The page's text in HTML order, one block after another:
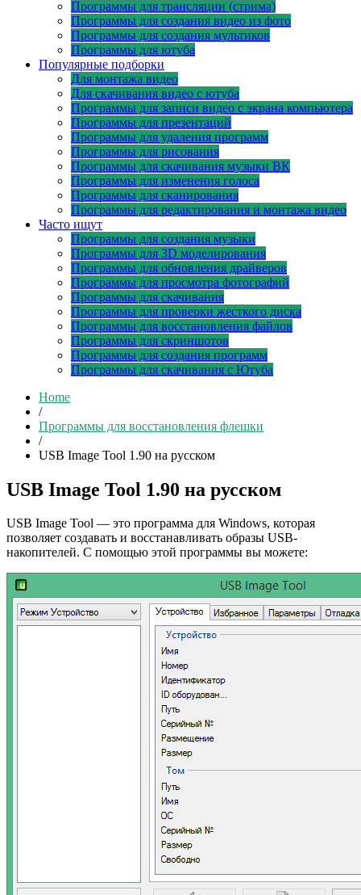
Программы для трансляции (стрима)
Программы для создания видео из фото
Программы для создания мультиков
Программы для ютуба
Популярные подборки
Для монтажа видео
Для скачивания видео с ютуба
Программы для записи видео с экрана компьютера
Программы для презентаций
Программы для удаления программ
Программы для рисования
Программы для скачивания музыки ВК
Программы для изменения голоса
Программы для сканирования
Программы для редактирования и монтажа видео
Часто ищут
Программы для создания музыки
Программы для 3D моделирования
Программы для обновления драйверов
Программы для просмотра фотографий
Программы для скачивания
Программы для проверки жесткого диска
Программы для восстановления файлов
Программы для скриншотов
Программы для создания программ
Программы для скачивания с Ютуба
Home
/
Программы для восстановления флешки
/
USB Image Tool 1.90 на русском
USB Image Tool 1.90 на русском
USB Image Tool — это программа для Windows, которая
позволяет создавать и восстанавливать образы USB-
накопителей. С помощью этой программы вы можете: